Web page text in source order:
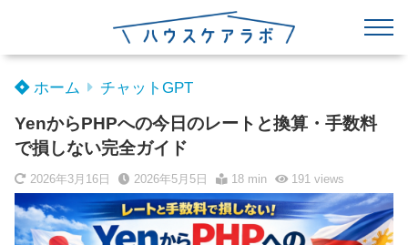
ホーム チャットGPT
YenからPHPへの今日のレートと換算・手数料
で損しない完全ガイド
2026年3月16日 2026年5月5日 18 min 191views